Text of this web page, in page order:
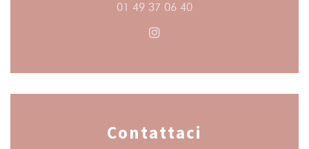
01 49 37 06 40
Instagram ((apre una nuova
Contattaci